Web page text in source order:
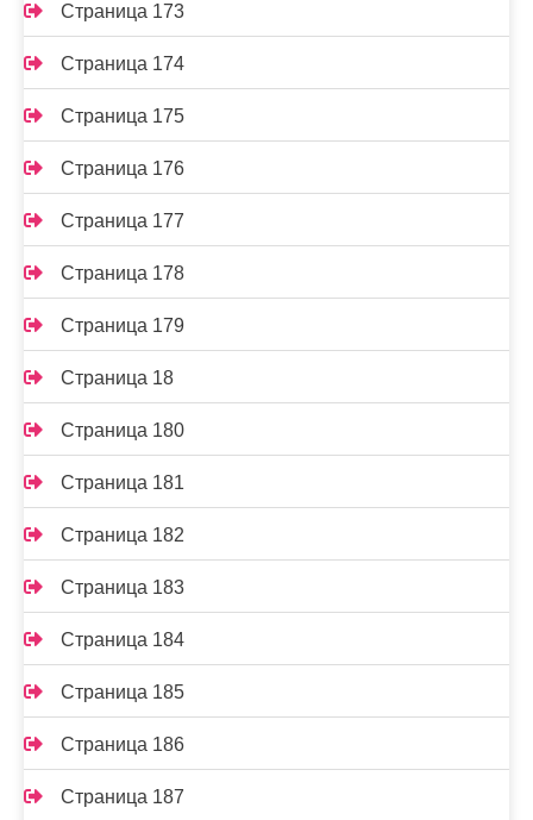
Страница 173
Страница 174
Страница 175
Страница 176
Страница 177
Страница 178
Страница 179
Страница 18
Страница 180
Страница 181
Страница 182
Страница 183
Страница 184
Страница 185
Страница 186
Страница 187